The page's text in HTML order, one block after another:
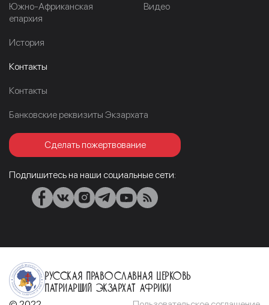
Южно-Африканская
епархия
История
Видео
Контакты
Контакты
Банковские реквизиты Экзархата
Сделать пожертвование
Подпишитесь на наши социальные сети:
Русская Православная Церковь
Патриарший Экзархат Африки